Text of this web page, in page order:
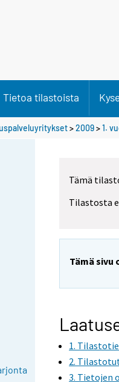
Tietoa tilastoista
>2009>1.
Tämä
Tilastosta
Tämä sivu
1.
2.
3. Tietojen